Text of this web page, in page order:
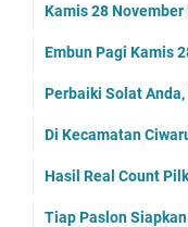
Kamis 28
Embun Pagi Kamis
Perbaiki Solat
Di Kecamatan
Hasil Real Count
Tiap Paslon